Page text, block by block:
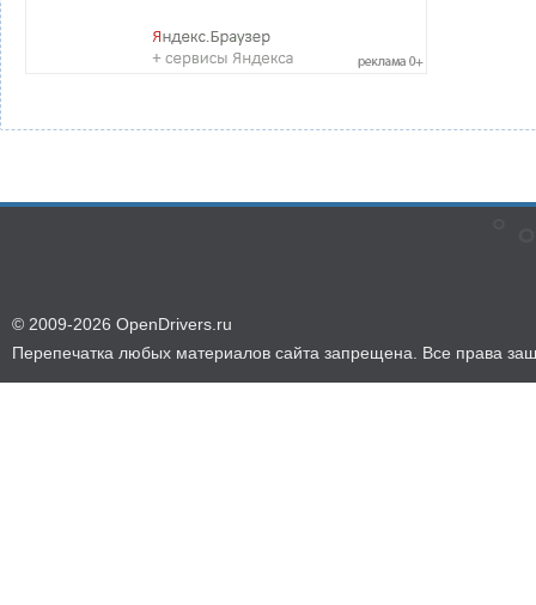
© 2009-2026 OpenDrivers.ru
Перепечатка любых материалов сайта запрещена. Все права